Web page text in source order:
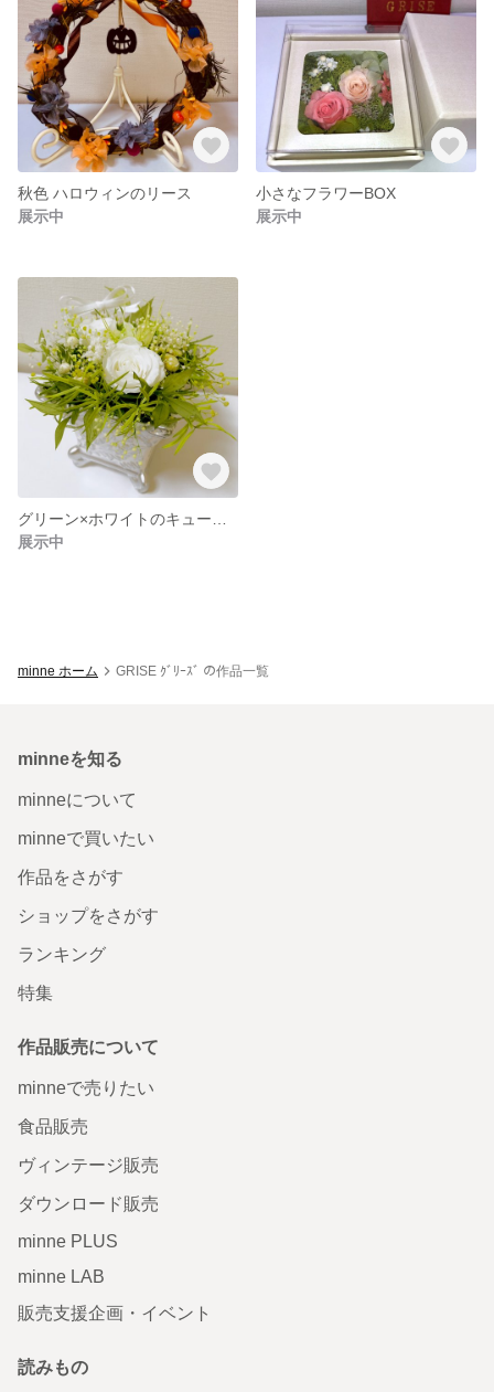
秋色 ハロウィンのリース
展示中
小さなフラワーBOX
展示中
展示中
minne ホーム GRISE ｸﾞﾘｰｽﾞ の作品一覧
minneを知る
minneについて
minneで買いたい
作品をさがす
ショップをさがす
ランキング
特集
作品販売について
minneで売りたい
食品販売
ヴィンテージ販売
ダウンロード販売
minne PLUS
minne LAB
販売支援企画・イベント
読みもの